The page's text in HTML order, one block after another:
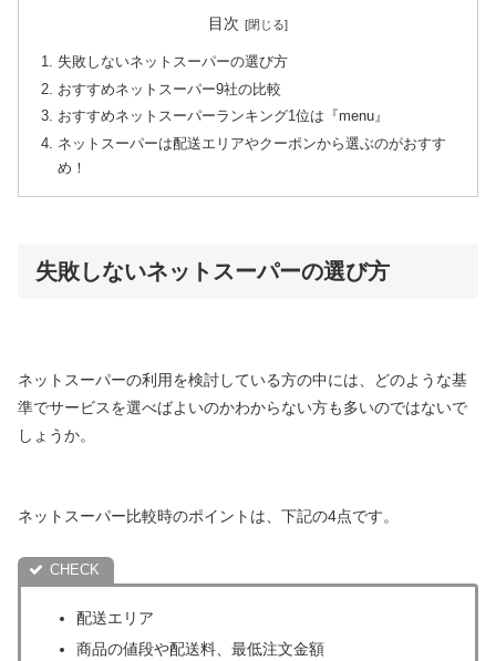
目次
失敗しないネットスーパーの選び方
おすすめネットスーパー9社の比較
おすすめネットスーパーランキング1位は『menu』
ネットスーパーは配送エリアやクーポンから選ぶのがおすす
め！
失敗しないネットスーパーの選び方
ネットスーパーの利用を検討している方の中には、どのような基
準でサービスを選べばよいのかわからない方も多いのではないで
しょうか。
ネットスーパー比較時のポイントは、下記の4点です。
配送エリア
商品の値段や配送料、最低注文金額